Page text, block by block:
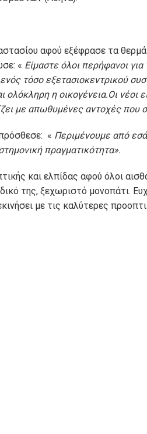
αφού εξέφρασε τα θερμά
« Είμαστε όλοι περήφανοι
τόσο εξετασιοκεντρικού
ολόκληρη η οικογένεια.Οι
με απωθυμένες αντοχές που
« Περιμένουμε από
πραγματικότητα».
και ελπίδας αφού όλοι
της, ξεχωριστό μονοπάτι.
με τις καλύτερες